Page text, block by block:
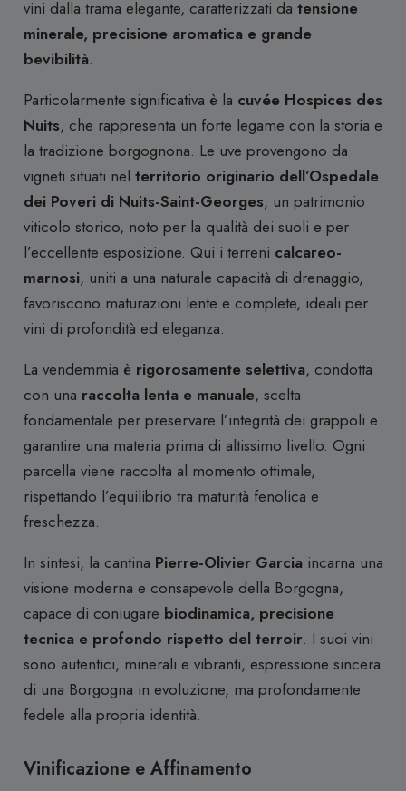
vini dalla trama elegante, caratterizzati da tensione
minerale, precisione aromatica e grande
bevibilità.
Particolarmente significativa è la cuvée Hospices des
Nuits, che rappresenta un forte legame con la storia e
la tradizione borgognona. Le uve provengono da
vigneti situati nel territorio originario dell’Ospedale
dei Poveri di Nuits-Saint-Georges, un patrimonio
viticolo storico, noto per la qualità dei suoli e per
l’eccellente esposizione. Qui i terreni calcareo-
marnosi, uniti a una naturale capacità di drenaggio,
favoriscono maturazioni lente e complete, ideali per
vini di profondità ed eleganza.
La vendemmia è rigorosamente selettiva, condotta
con una raccolta lenta e manuale, scelta
fondamentale per preservare l’integrità dei grappoli e
garantire una materia prima di altissimo livello. Ogni
parcella viene raccolta al momento ottimale,
rispettando l’equilibrio tra maturità fenolica e
freschezza.
In sintesi, la cantina Pierre-Olivier Garciaincarna una
visione moderna e consapevole della Borgogna,
capace di coniugare biodinamica, precisione
tecnica e profondo rispetto del terroir. I suoi vini
sono autentici, minerali e vibranti, espressione sincera
di una Borgogna in evoluzione, ma profondamente
fedele alla propria identità.
Vinificazione e Affinamento